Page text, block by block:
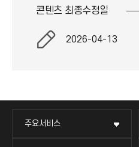
콘텐츠 최종수정일
2026-04-13
주요서비스